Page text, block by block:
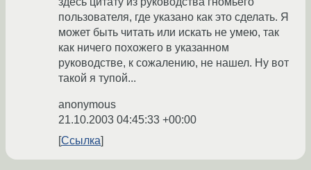
пользователя, где указано как это сделать. Я
может быть читать или искать не умею, так
как ничего похожего в указанном
руководстве, к сожалению, не нашел. Ну вот
такой я тупой...
anonymous
21.10.2003 04:45:33 +00:00
Ссылка